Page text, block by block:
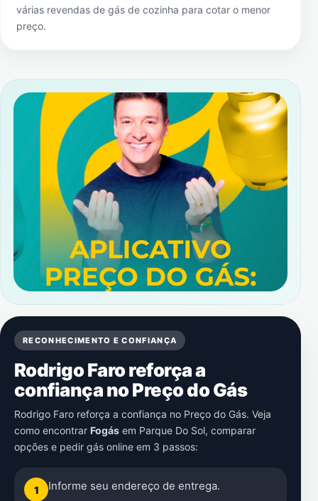
várias revendas de gás de cozinha para cotar o menor
preço.
RECONHECIMENTO E CONFIANÇA
Rodrigo Faro reforça a
confiança no Preço do Gás
Rodrigo Faro reforça a confiança no Preço do Gás. Veja
como encontrar Fogás em Parque Do Sol, comparar
opções e pedir gás online em 3 passos:
1 Informe seu endereço de entrega.